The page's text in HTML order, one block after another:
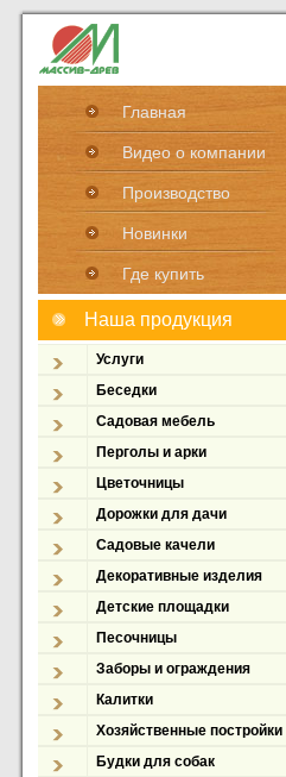
Главная
Видео о компании
Производство
Новинки
Где купить
Наша продукция
Услуги
Беседки
Садовая мебель
Перголы и арки
Цветочницы
Дорожки для дачи
Садовые качели
Декоративные изделия
Детские площадки
Песочницы
Заборы и ограждения
Калитки
Хозяйственные постройки
Будки для собак